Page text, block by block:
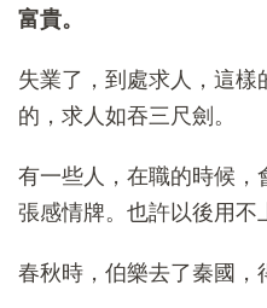
富貴。
失業了，到處求人，這
的，求人如吞三尺劍。
有一些人，在職的時候
張感情牌。也許以後用不
春秋時，伯樂去了秦國，